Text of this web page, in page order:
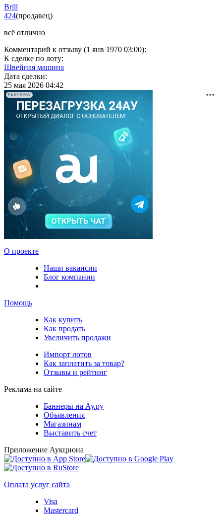
Brill
424(продавец)
всё отлично
Комментарий к отзыву (1 янв 1970 03:00):
К сделке по лоту:
Швейная машина
Дата сделки:
25 мая 2026 04:42
РЕКЛАМА
О проекте
Наши вакансии
Блог компании
Помощь
Как купить
Как продать
Увеличить продажи
Импорт лотов
Как заплатить за товар?
Отзывы и рейтинг
Реклама на сайте
Баннеры на Ау.ру
Объявления
Магазинам
Выставить счет
Приложение Аукциона
Оплата услуг сайта
Visa
Mastercard